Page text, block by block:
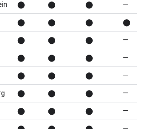
⬤ ⬤ ⬤ —
⬤ ⬤ ⬤ ⬤
⬤ ⬤ ⬤ —
⬤ ⬤ ⬤ —
⬤ ⬤ ⬤ —
⬤ ⬤ ⬤ —
⬤ ⬤ ⬤ —